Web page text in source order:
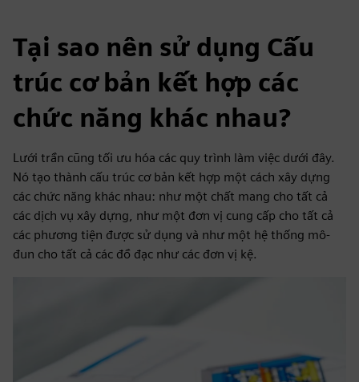
Tại sao nên sử dụng Cấu
trúc cơ bản kết hợp các
chức năng khác nhau?
Lưới trần cũng tối ưu hóa các quy trình làm việc dưới đây.
Nó tạo thành cấu trúc cơ bản kết hợp một cách xây dựng
các chức năng khác nhau: như một chất mang cho tất cả
các dịch vụ xây dựng, như một đơn vị cung cấp cho tất cả
các phương tiện được sử dụng và như một hệ thống mô-
đun cho tất cả các đồ đạc như các đơn vị kệ.